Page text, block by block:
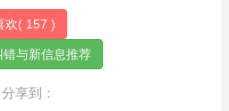
欢( 157 )
分享到：